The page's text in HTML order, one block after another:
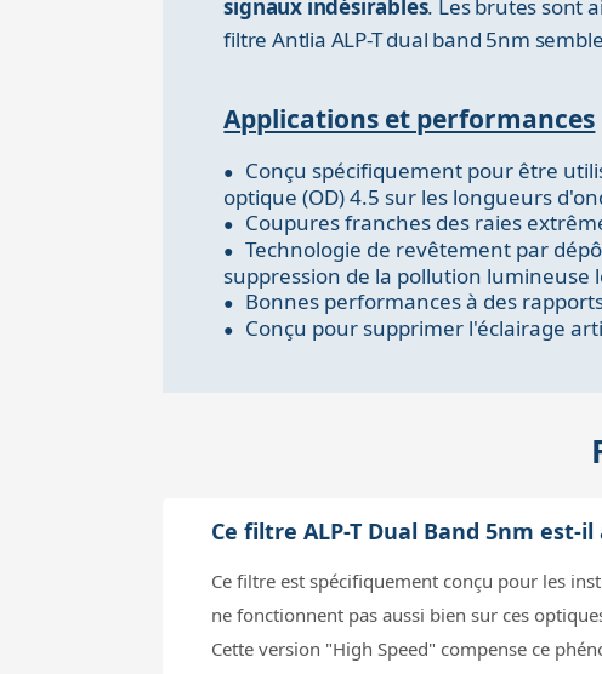
signaux indésirables. Les brutes sont
filtre Antlia ALP-T dual band 5nm
Applications et performances
Conçu spécifiquement pour être
optique (OD) 4.5 sur les longueurs
Coupures franches des raies
Technologie de revêtement par
suppression de la pollution lumineuse
Bonnes performances à des
Conçu pour supprimer l'éclairage
Ce filtre ALP-T Dual Band 5nm
Ce filtre est spécifiquement conçu pour les
ne fonctionnent pas aussi bien sur ces
Cette version "High Speed" compense ce